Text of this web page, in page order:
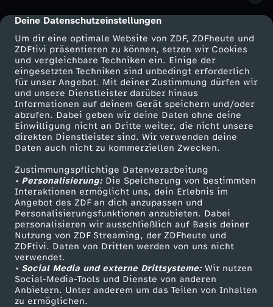
cmp-dialog-description
Deine Datenschutzeinstellungen
Um dir eine optimale Website von ZDF, ZDFheute und
ZDFtivi präsentieren zu können, setzen wir Cookies
und vergleichbare Techniken ein. Einige der
eingesetzten Techniken sind unbedingt erforderlich
für unser Angebot. Mit deiner Zustimmung dürfen wir
und unsere Dienstleister darüber hinaus
Informationen auf deinem Gerät speichern und/oder
abrufen. Dabei geben wir deine Daten ohne deine
Einwilligung nicht an Dritte weiter, die nicht unsere
direkten Dienstleister sind. Wir verwenden deine
Daten auch nicht zu kommerziellen Zwecken.
Zustimmungspflichtige Datenverarbeitung
• Personalisierung:Die Speicherung von bestimmten
Interaktionen ermöglicht uns, dein Erlebnis im
Angebot des ZDF an dich anzupassen und
Personalisierungsfunktionen anzubieten. Dabei
personalisieren wir ausschließlich auf Basis deiner
Nutzung von ZDF Streaming, der ZDFheute und
ZDFtivi. Daten von Dritten werden von uns nicht
verwendet.
• Social Media und externe Drittsysteme:Wir nutzen
Social-Media-Tools und Dienste von anderen
Anbietern. Unter anderem um das Teilen von Inhalten
zu ermöglichen.
Mehr ZDF
ZDF-Apps
Smart TV
ZDFtext
Livestreams
Sendungen A-Z
TV-Programm
Service
ZDFmitreden
Kontakt zum ZDF
Tickets
Zuschauerservice
Hilfe
ZDF Unternehmen
Karriere